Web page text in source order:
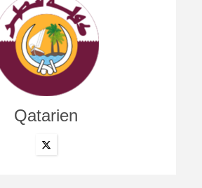
une partie de ses opérations
Qatarien